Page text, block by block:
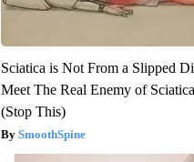
Sciatica is Not From a Slipped
Meet The Real Enemy of Sciatica
(Stop This)
SmoothSpine